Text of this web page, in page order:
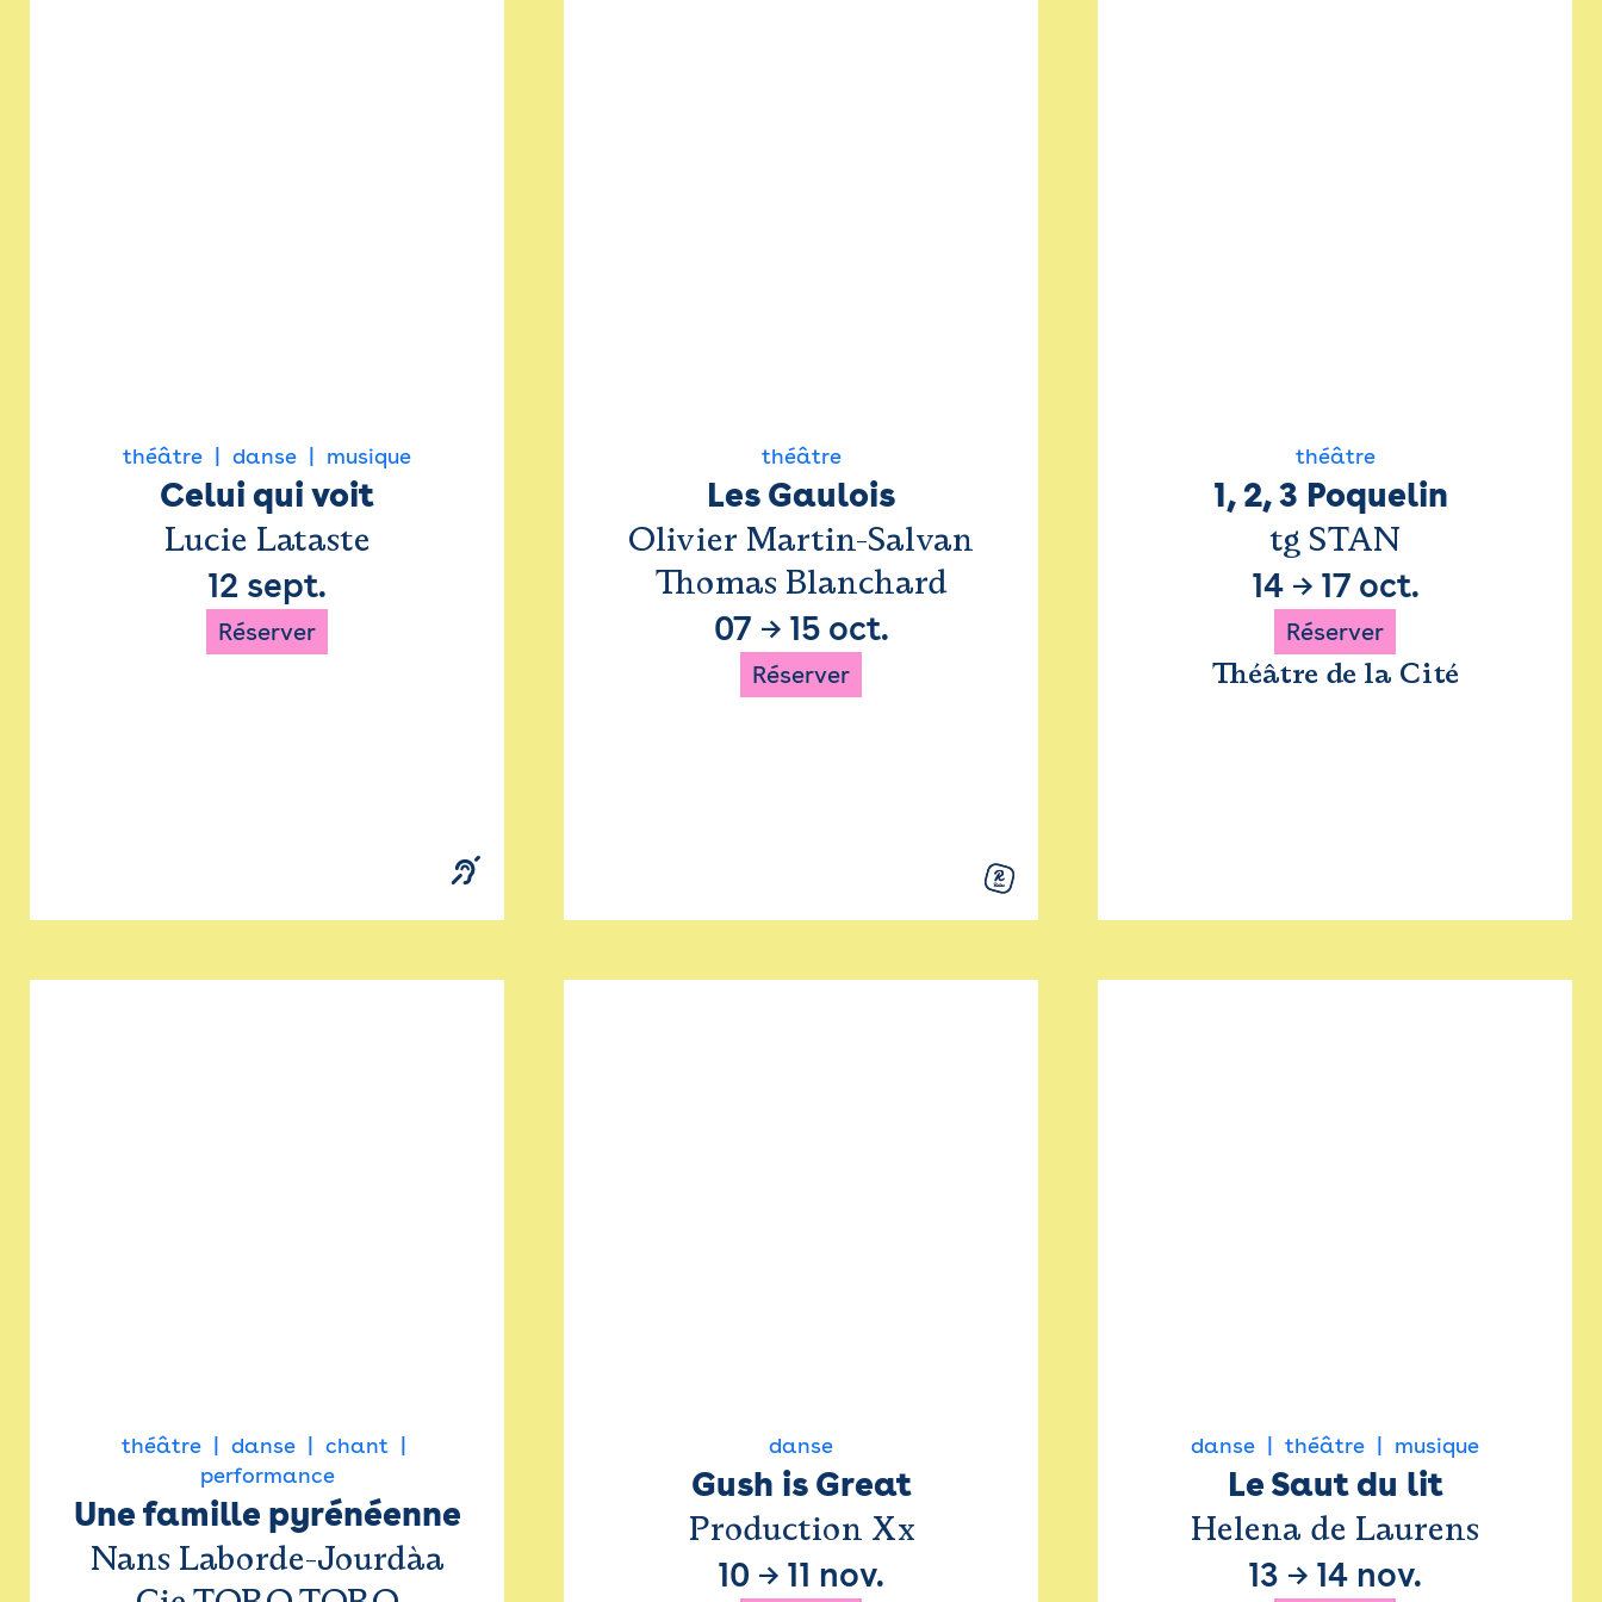
théâtre danse musique
Celui qui voit
Lucie Lataste
12 sept.
Réserver
théâtre
Les Gaulois
Olivier Martin-Salvan
Thomas Blanchard
07 → 15 oct.
Réserver
théâtre
1, 2, 3 Poquelin
tg STAN
14→ 17 oct.
Réserver
Théâtre de la Cité
théâtre danse
chant
performance
Une famille pyrénéenne
Nans Laborde-Jourdàa
danse
Gush is Great
Production Xx
10 → 11 nov.
danse théâtre musique
Le Saut du lit
Helena de Laurens
13 → 14 nov.